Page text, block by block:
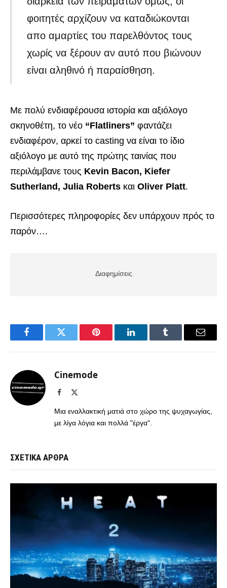
φοιτητές αρχίζουν να καταδιώκονται
απο αμαρτίες του παρελθόντος τους
χωρίς να ξέρουν αν αυτό που βιώνουν
είναι αληθινό ή παραίσθηση.
Με πολύ ενδιαφέρουσα ιστορία και αξιόλογο
σκηνοθέτη, το νέο “Flatliners” φαντάζει
ενδιαφέρον, αρκεί το casting να είναι το ίδιο
αξιόλογο με αυτό της πρώτης ταινίας που
περιλάμβανε τους Kevin Bacon, Kiefer
Sutherland, Julia Roberts και Oliver Platt.
Περισσότερες πληροφορίες δεν υπάρχουν πρός το
παρόν….
Διαφημίσεις
FacebookTwitter Pinterest LinkedInTumblr Email
Cinemode
Facebook
Μια εναλλακτική ματιά στο χώρο της ψυχαγωγίας,
με λίγα λόγια και πολλά "έργα".
ΣΧΕΤΙΚΑ ΑΡΘΡΑ